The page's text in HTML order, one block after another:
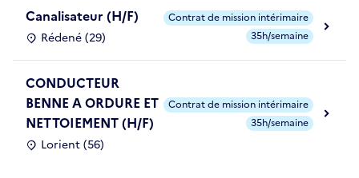
Canalisateur (H/F)
Rédené (29)
Contrat de mission intérimaire
35h/semaine
CONDUCTEUR
BENNE A ORDURE ET
NETTOIEMENT (H/F)
Lorient (56)
Contrat de mission intérimaire
35h/semaine